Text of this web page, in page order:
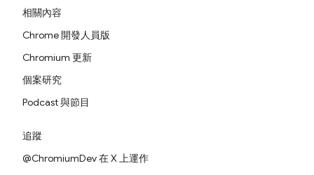
相關內容
Chrome 開發人員版
Chromium 更新
個案研究
Podcast 與節目
追蹤
@ChromiumDev 在 X 上運作